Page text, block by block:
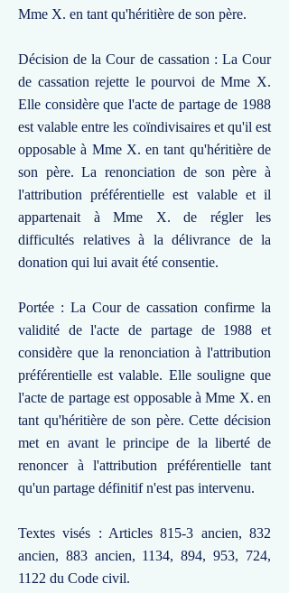
Mme X. en tant qu'héritière de son père.
Décision de la Cour de cassation : La Cour
de cassation rejette le pourvoi de Mme X.
Elle considère que l'acte de partage de 1988
est valable entre les coïndivisaires et qu'il est
opposable à Mme X. en tant qu'héritière de
son père. La renonciation de son père à
l'attribution préférentielle est valable et il
appartenait à Mme X. de régler les
difficultés relatives à la délivrance de la
donation qui lui avait été consentie.
Portée : La Cour de cassation confirme la
validité de l'acte de partage de 1988 et
considère que la renonciation à l'attribution
préférentielle est valable. Elle souligne que
l'acte de partage est opposable à Mme X. en
tant qu'héritière de son père. Cette décision
met en avant le principe de la liberté de
renoncer à l'attribution préférentielle tant
qu'un partage définitif n'est pas intervenu.
Textes visés : Articles 815-3 ancien, 832
ancien, 883 ancien, 1134, 894, 953, 724,
1122 du Code civil.